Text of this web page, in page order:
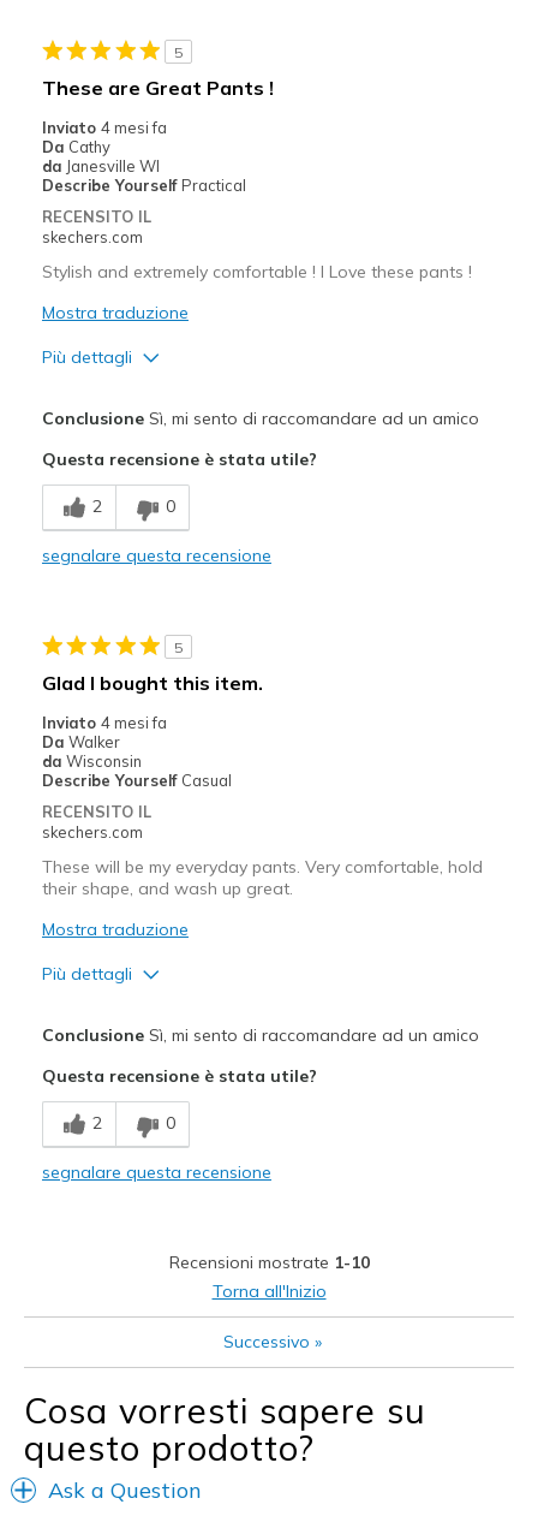
View On Shoes
5
These are Great Pants !
Inviato 4 mesi fa
Da Cathy
da Janesville WI
Describe Yourself Practical
RECENSITO IL
skechers.com
Stylish and extremely comfortable ! I Love these pants !
Mostra traduzione
Più dettagli
Comfortable
Stylish
Going Out
Width
Sizing
ConclusioneSì, mi sento di raccomandare ad un amico
Questa recensione è stata utile?
2 0
segnalare questa recensione
5
Glad I bought this item.
Inviato 4 mesi fa
Da Walker
da Wisconsin
Describe Yourself Casual
RECENSITO IL
skechers.com
These will be my everyday pants. Very comfortable, hold
their shape, and wash up great.
Mostra traduzione
Più dettagli
Migliori Utilizzi:
Casual Wear
Going Out
Feels true to width
Sizing
Feels true to size
ConclusioneSì, mi sento di raccomandare ad un amico
Questa recensione è stata utile?
2 0
segnalare questa recensione
Recensioni mostrate 1-10
Torna all'Inizio
Successivo »
Cosa vorresti sapere su
questo prodotto?
Ask a Question